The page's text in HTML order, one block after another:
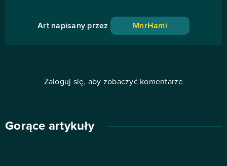
Art napisany przez MnrHami
Zaloguj się, aby zobaczyć komentarze
Gorące artykuły